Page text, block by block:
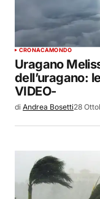
CRONACAMONDO
Uragano
dell’uragano:
VIDEO-
di Andrea Bosetti28